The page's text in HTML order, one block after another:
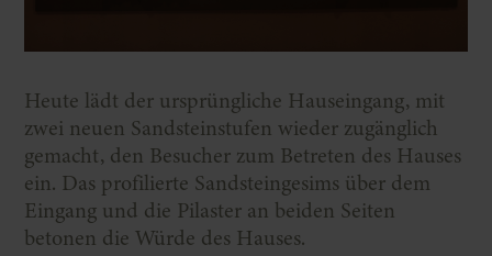
Heute lädt der ursprüngliche Hauseingang, mit
zwei neuen Sandsteinstufen wieder zugänglich
gemacht, den Besucher zum Betreten des Hauses
ein. Das profilierte Sandsteingesims über dem
Eingang und die Pilaster an beiden Seiten
betonen die Würde des Hauses.